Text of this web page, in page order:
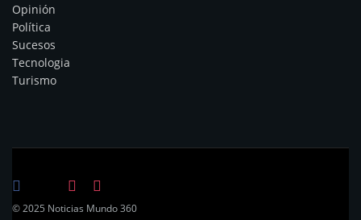
Opinión
Política
Sucesos
Tecnologia
Turismo
© 2025 Noticias Mundo 360